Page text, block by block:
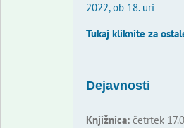
2022, ob 18. uri
Tukaj kliknite za
Dejavnosti
Knjižnica:četrtek